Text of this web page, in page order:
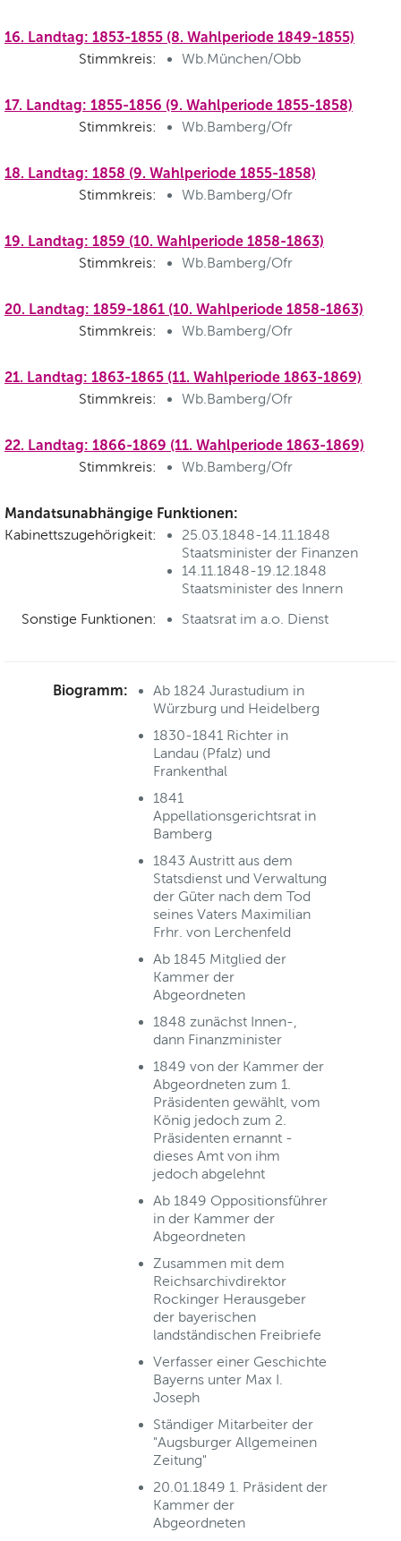
16. Landtag: 1853-1855 (8. Wahlperiode 1849-1855)
Stimmkreis: Wb.München/Obb
17. Landtag: 1855-1856 (9. Wahlperiode 1855-1858)
Stimmkreis: Wb.Bamberg/Ofr
18. Landtag: 1858 (9. Wahlperiode 1855-1858)
Stimmkreis: Wb.Bamberg/Ofr
19. Landtag: 1859 (10. Wahlperiode 1858-1863)
Stimmkreis: Wb.Bamberg/Ofr
20. Landtag: 1859-1861 (10. Wahlperiode 1858-1863)
Stimmkreis: Wb.Bamberg/Ofr
21. Landtag: 1863-1865 (11. Wahlperiode 1863-1869)
Stimmkreis: Wb.Bamberg/Ofr
22. Landtag: 1866-1869 (11. Wahlperiode 1863-1869)
Stimmkreis: Wb.Bamberg/Ofr
Mandatsunabhängige Funktionen:
Kabinettszugehörigkeit:
25.03.1848-14.11.1848
Staatsminister der Finanzen
14.11.1848-19.12.1848
Staatsminister des Innern
Sonstige Funktionen:
Staatsrat im a.o. Dienst
Biogramm:
Ab 1824 Jurastudium in
Würzburg und Heidelberg
1830-1841 Richter in
Landau (Pfalz) und
Frankenthal
1841
Appellationsgerichtsrat in
Bamberg
1843 Austritt aus dem
Statsdienst und Verwaltung
der Güter nach dem Tod
seines Vaters Maximilian
Frhr. von Lerchenfeld
Ab 1845 Mitglied der
Kammer der
Abgeordneten
1848 zunächst Innen-,
dann Finanzminister
1849 von der Kammer der
Abgeordneten zum 1.
Präsidenten gewählt, vom
König jedoch zum 2.
Präsidenten ernannt -
dieses Amt von ihm
jedoch abgelehnt
Ab 1849 Oppositionsführer
in der Kammer der
Abgeordneten
Zusammen mit dem
Reichsarchivdirektor
Rockinger Herausgeber
der bayerischen
landständischen Freibriefe
Verfasser einer Geschichte
Bayerns unter Max I.
Joseph
Ständiger Mitarbeiter der
"Augsburger Allgemeinen
Zeitung"
20.01.1849 1. Präsident der
Kammer der
Abgeordneten